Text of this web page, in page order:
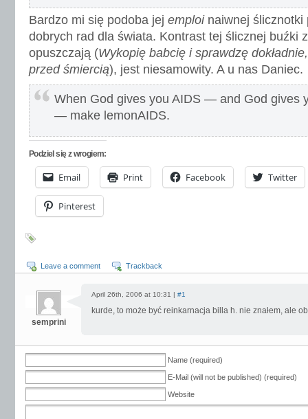
Bardzo mi się podoba jej emploinaiwnej ślicznotki
dobrych rad dla świata. Kontrast tej ślicznej buźki
opuszczają (Wykopię babcię i sprawdzę
przed śmiercią), jest niesamowity. A u nas Daniec.
When God gives you AIDS — and God gives
— make lemonAIDS.
Podziel się z wrogiem:
Email Print Facebook Twitter
Pinterest
Leave a comment Trackback
semprini
April 26th, 2006 at 10:31 | #1
kurde, to może być reinkarnacja billa h. nie znałem, ale
Name (required)
E-Mail (will not be published) (required)
Website